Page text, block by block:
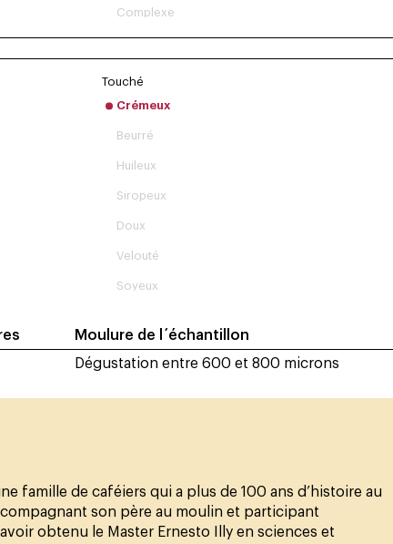
Complexe
Touché
Crémeux
Beurré
Huileux
Siropeux
Doux
Velouté
Soyeux
Moulure de l´échantillon
Dégustation entre 600 et 800 microns
famille de caféiers qui a plus de 100 ans d’histoire au
son père au moulin et participant
obtenu le Master Ernesto Illy en sciences et